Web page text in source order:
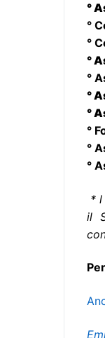
°
°
°
°
°
°
°
°
°
°
* l
il